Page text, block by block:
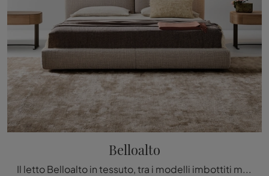
Belloalto
Il letto Belloalto in tessuto, tra i modelli imbottiti matrimoniali moderni di Bonaldo, è pensato per assicurarti il relax totale.